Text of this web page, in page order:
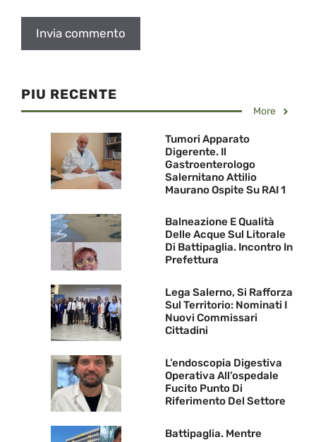
PIU RECENTE
More
Tumori Apparato
Digerente. Il
Gastroenterologo
Salernitano Attilio
Maurano Ospite Su RAI 1
Balneazione E Qualità
Delle Acque Sul Litorale
Di Battipaglia. Incontro In
Prefettura
Lega Salerno, Si Rafforza
Sul Territorio: Nominati I
Nuovi Commissari
Cittadini
L’endoscopia Digestiva
Operativa All’ospedale
Fucito Punto Di
Riferimento Del Settore
Battipaglia. Mentre